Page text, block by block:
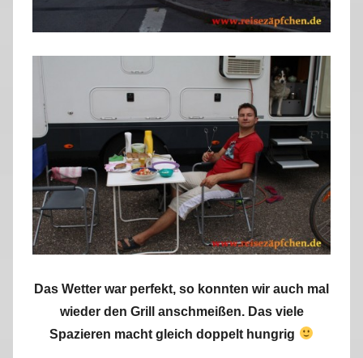
Das Wetter war perfekt, so konnten wir auch mal
wieder den Grill anschmeißen. Das viele
Spazieren macht gleich doppelt hungrig